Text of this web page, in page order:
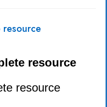
resource
resource